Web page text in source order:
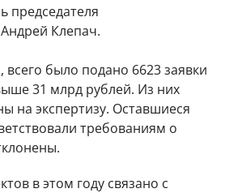
председателя
Клепач.
всего было подано 6623 заявки
31 млрд рублей. Из них
на экспертизу. Оставшиеся
требованиям о
в этом году связано с